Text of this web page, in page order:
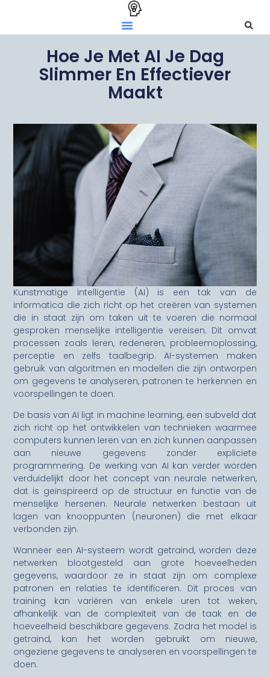
Hoe Je Met AI Je Dag
Slimmer En Effectiever
Maakt
Kunstmatige intelligentie (AI) is een tak van de
informatica die zich richt op het creëren van systemen
die in staat zijn om taken uit te voeren die normaal
gesproken menselijke intelligentie vereisen. Dit omvat
processen zoals leren, redeneren, probleemoplossing,
perceptie en zelfs taalbegrip. AI-systemen maken
gebruik van algoritmen en modellen die zijn ontworpen
om gegevens te analyseren, patronen te herkennen en
voorspellingen te doen.
De basis van AI ligt in machine learning, een subveld dat
zich richt op het ontwikkelen van technieken waarmee
computers kunnen leren van en zich kunnen aanpassen
aan nieuwe gegevens zonder expliciete
programmering. De werking van AI kan verder worden
verduidelijkt door het concept van neurale netwerken,
dat is geïnspireerd op de structuur en functie van de
menselijke hersenen. Neurale netwerken bestaan uit
lagen van knooppunten (neuronen) die met elkaar
verbonden zijn.
Wanneer een AI-systeem wordt getraind, worden deze
netwerken blootgesteld aan grote hoeveelheden
gegevens, waardoor ze in staat zijn om complexe
patronen en relaties te identificeren. Dit proces van
training kan variëren van enkele uren tot weken,
afhankelijk van de complexiteit van de taak en de
hoeveelheid beschikbare gegevens. Zodra het model is
getraind, kan het worden gebruikt om nieuwe,
ongeziene gegevens te analyseren en voorspellingen te
doen.